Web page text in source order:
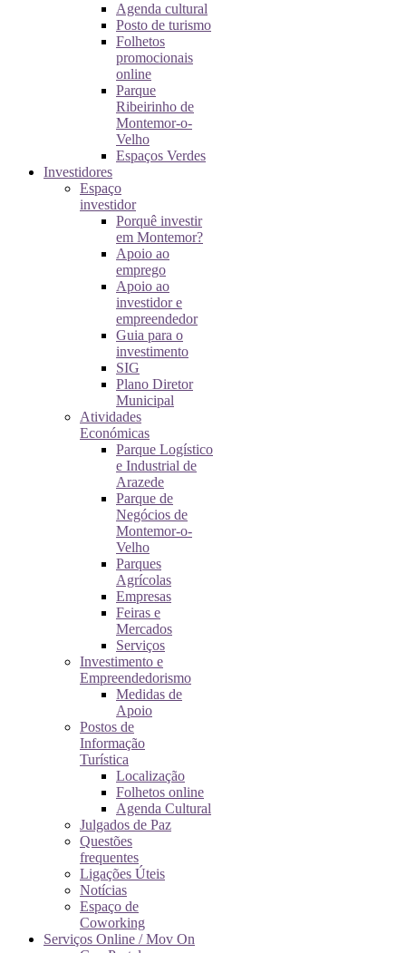
Agenda cultural
Posto de turismo
Folhetos
promocionais
online
Parque
Ribeirinho de
Montemor-o-
Velho
Espaços Verdes
Investidores
Espaço
investidor
Porquê investir
em Montemor?
Apoio ao
emprego
Apoio ao
investidor e
empreendedor
Guia para o
investimento
SIG
Plano Diretor
Municipal
Atividades
Económicas
Parque Logístico
e Industrial de
Arazede
Parque de
Negócios de
Montemor-o-
Velho
Parques
Agrícolas
Empresas
Feiras e
Mercados
Serviços
Investimento e
Empreendedorismo
Medidas de
Apoio
Postos de
Informação
Turística
Localização
Folhetos online
Agenda Cultural
Julgados de Paz
Questões
frequentes
Ligações Úteis
Notícias
Espaço de
Coworking
Serviços Online / Mov On